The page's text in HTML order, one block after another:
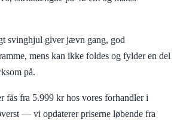
svinghjul giver jævn gang, god
mens kan ikke foldes og fylder en del
på.
fås fra 5.999 kr hos vores forhandler i
— vi opdaterer priserne løbende fra